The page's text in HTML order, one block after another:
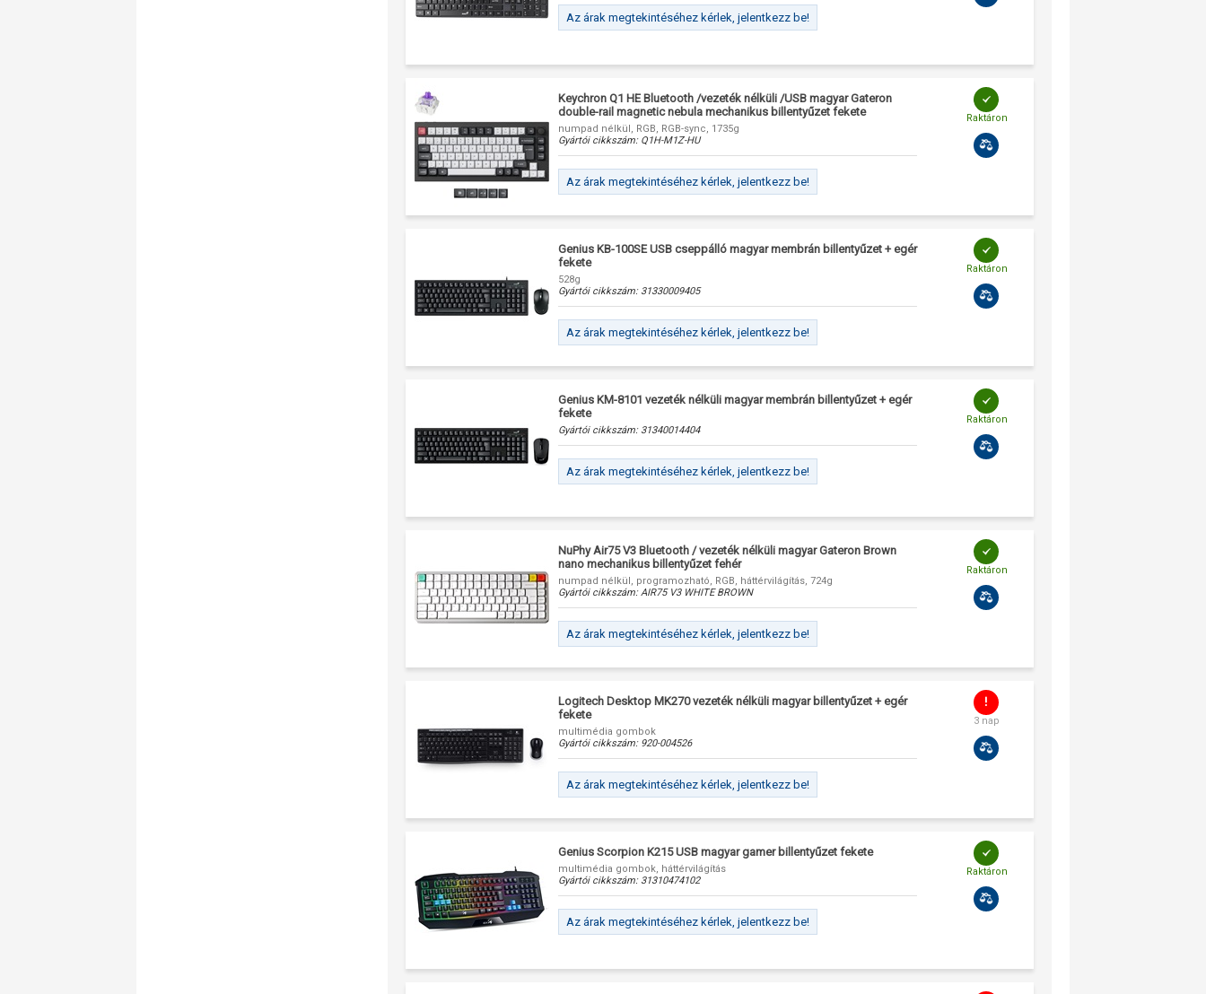
Az árak megtekintéséhez kérlek, jelentkezz be!
Keychron Q1 HE Bluetooth /vezeték nélküli /USB magyar Gateron
double-rail magnetic nebula mechanikus billentyűzet fekete
numpad nélkül, RGB, RGB-sync, 1735g
Gyártói cikkszám: Q1H-M1Z-HU
Az árak megtekintéséhez kérlek, jelentkezz be!
Raktáron
Genius KB-100SE USB cseppálló magyar membrán billentyűzet + egér
fekete
528g
Gyártói cikkszám: 31330009405
Az árak megtekintéséhez kérlek, jelentkezz be!
Raktáron
Genius KM-8101 vezeték nélküli magyar membrán billentyűzet + egér
fekete
Gyártói cikkszám: 31340014404
Az árak megtekintéséhez kérlek, jelentkezz be!
Raktáron
NuPhy Air75 V3 Bluetooth / vezeték nélküli magyar Gateron Brown
nano mechanikus billentyűzet fehér
numpad nélkül, programozható, RGB, háttérvilágítás, 724g
Gyártói cikkszám:AIR75 V3 WHITE BROWN
Az árak megtekintéséhez kérlek, jelentkezz be!
Raktáron
Logitech Desktop MK270 vezeték nélküli magyar billentyűzet + egér
fekete
multimédia gombok
Gyártói cikkszám: 920-004526
Az árak megtekintéséhez kérlek, jelentkezz be!
3 nap
Genius Scorpion K215 USB magyar gamer billentyűzet fekete
multimédia gombok, háttérvilágítás
Gyártói cikkszám: 31310474102
Az árak megtekintéséhez kérlek, jelentkezz be!
Raktáron